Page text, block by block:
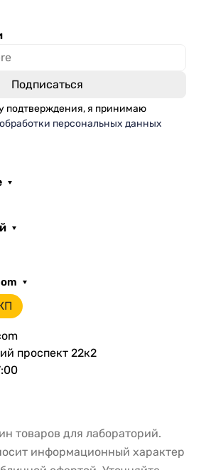
подтверждения, я принимаю
персональных данных
проспект 22к2
товаров для лабораторий.
информационный характер